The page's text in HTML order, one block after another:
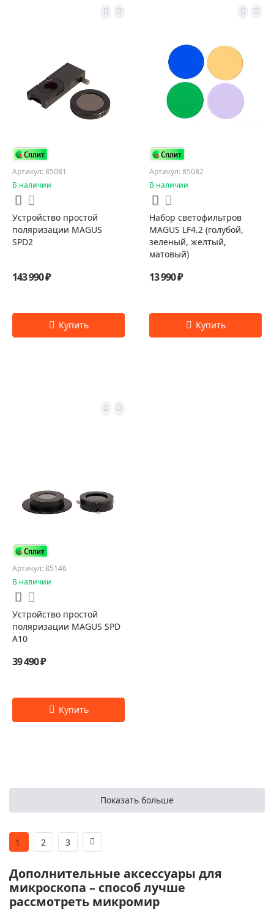
Артикул: 85081
В наличии
Устройство простой
поляризации MAGUS
SPD2
143 990 ₽
Артикул: 85082
В наличии
Набор светофильтров
MAGUS LF4.2 (голубой,
зеленый, желтый,
матовый)
13 990 ₽
Артикул: 85146
В наличии
Устройство простой
поляризации MAGUS SPD
A10
39 490 ₽
Показать больше
1 2 3
Дополнительные аксессуары для
микроскопа – способ лучше
рассмотреть микромир